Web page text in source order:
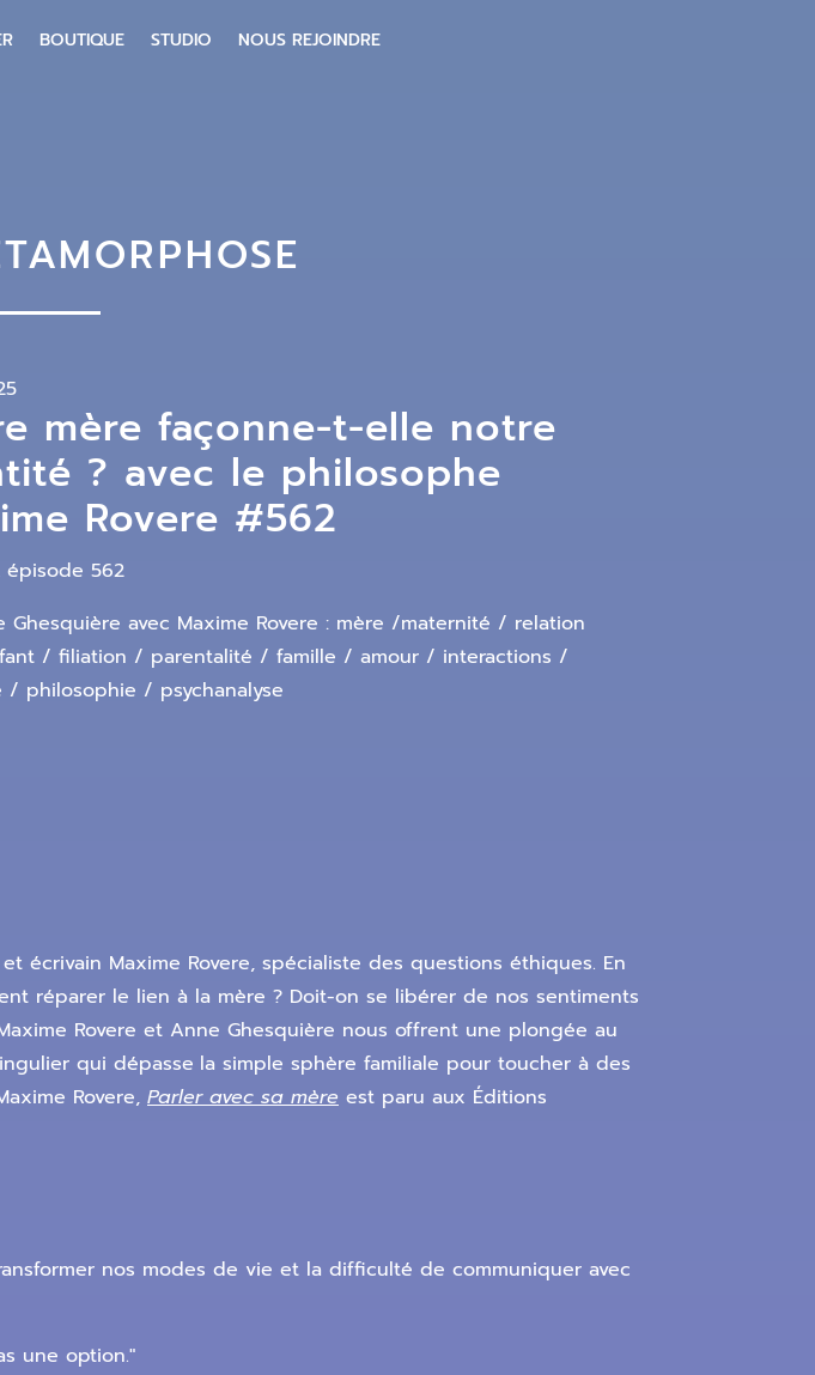
BOUTIQUE STUDIO
NOUS REJOINDRE
mère façonne-t-elle notre
? avec le philosophe
Rovere #562
épisode 562
Ghesquière avec Maxime Rovere : mère /maternité / relation
/ filiation / parentalité / famille / amour / interactions /
/ philosophie / psychanalyse
écrivain Maxime Rovere, spécialiste des questions éthiques. En
réparer le lien à la mère ? Doit-on se libérer de nos sentiments
Rovere et Anne Ghesquière nous offrent une plongée au
qui dépasse la simple sphère familiale pour toucher à des
Rovere, Parler avec sa mère est paru aux Éditions
nos modes de vie et la difficulté de communiquer avec
une option."